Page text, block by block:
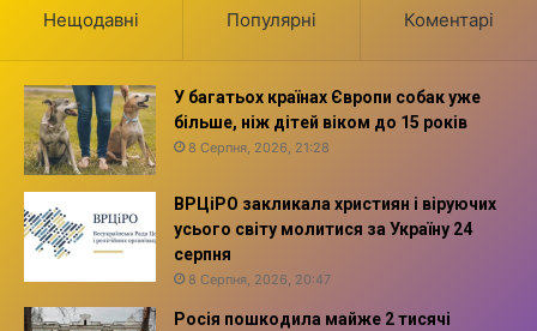
Нещодавні Популярні Коментарі
У багатьох країнах Європи собак уже
більше, ніж дітей віком до 15 років
8 Серпня, 2026, 21:28
ВРЦіРО закликала християн і віруючих
усього світу молитися за Україну 24
серпня
8 Серпня, 2026, 20:47
Росія пошкодила майже 2 тисячі